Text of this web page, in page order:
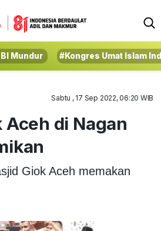
Mundur #Kongres Umat Islam
Sabtu , 17 Sep 2022, 06:20 WIB
Aceh di Nagan
Giok Aceh memakan